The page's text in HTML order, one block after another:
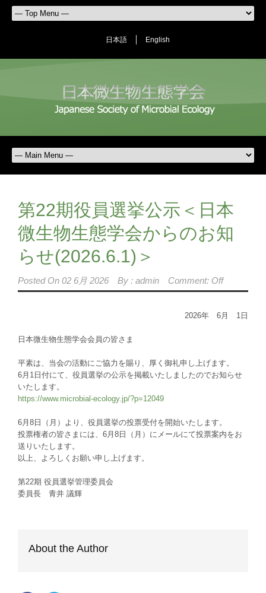
日本語 English
第22期役員選挙公示＜日本
微生物生態学会からのお知
らせ(2026.6.1)＞
Posted On 02 6月 2026 By : admin Comment: Off
2026年 6月 1日
日本微生物生態学会会員の皆さま
平素は、当会の活動にご協力を賜り、厚く御礼申し上げます。
6月1日付にて、役員選挙の公示を掲載いたしましたのでお知らせ
いたします。
https://www.microbial-ecology.jp/?p=12049
6月8日（月）より、役員選挙の投票受付を開始いたします。
投票権者の皆さまには、6月8日（月）にメールにて投票案内をお
送りいたします。
以上、よろしくお願い申し上げます。
第22期 役員選挙管理委員会
委員長 青井 議輝
About the Author